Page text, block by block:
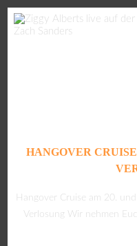
HANGOVER
Hangover Cruise am 20.
Verlosung Wir nehmen